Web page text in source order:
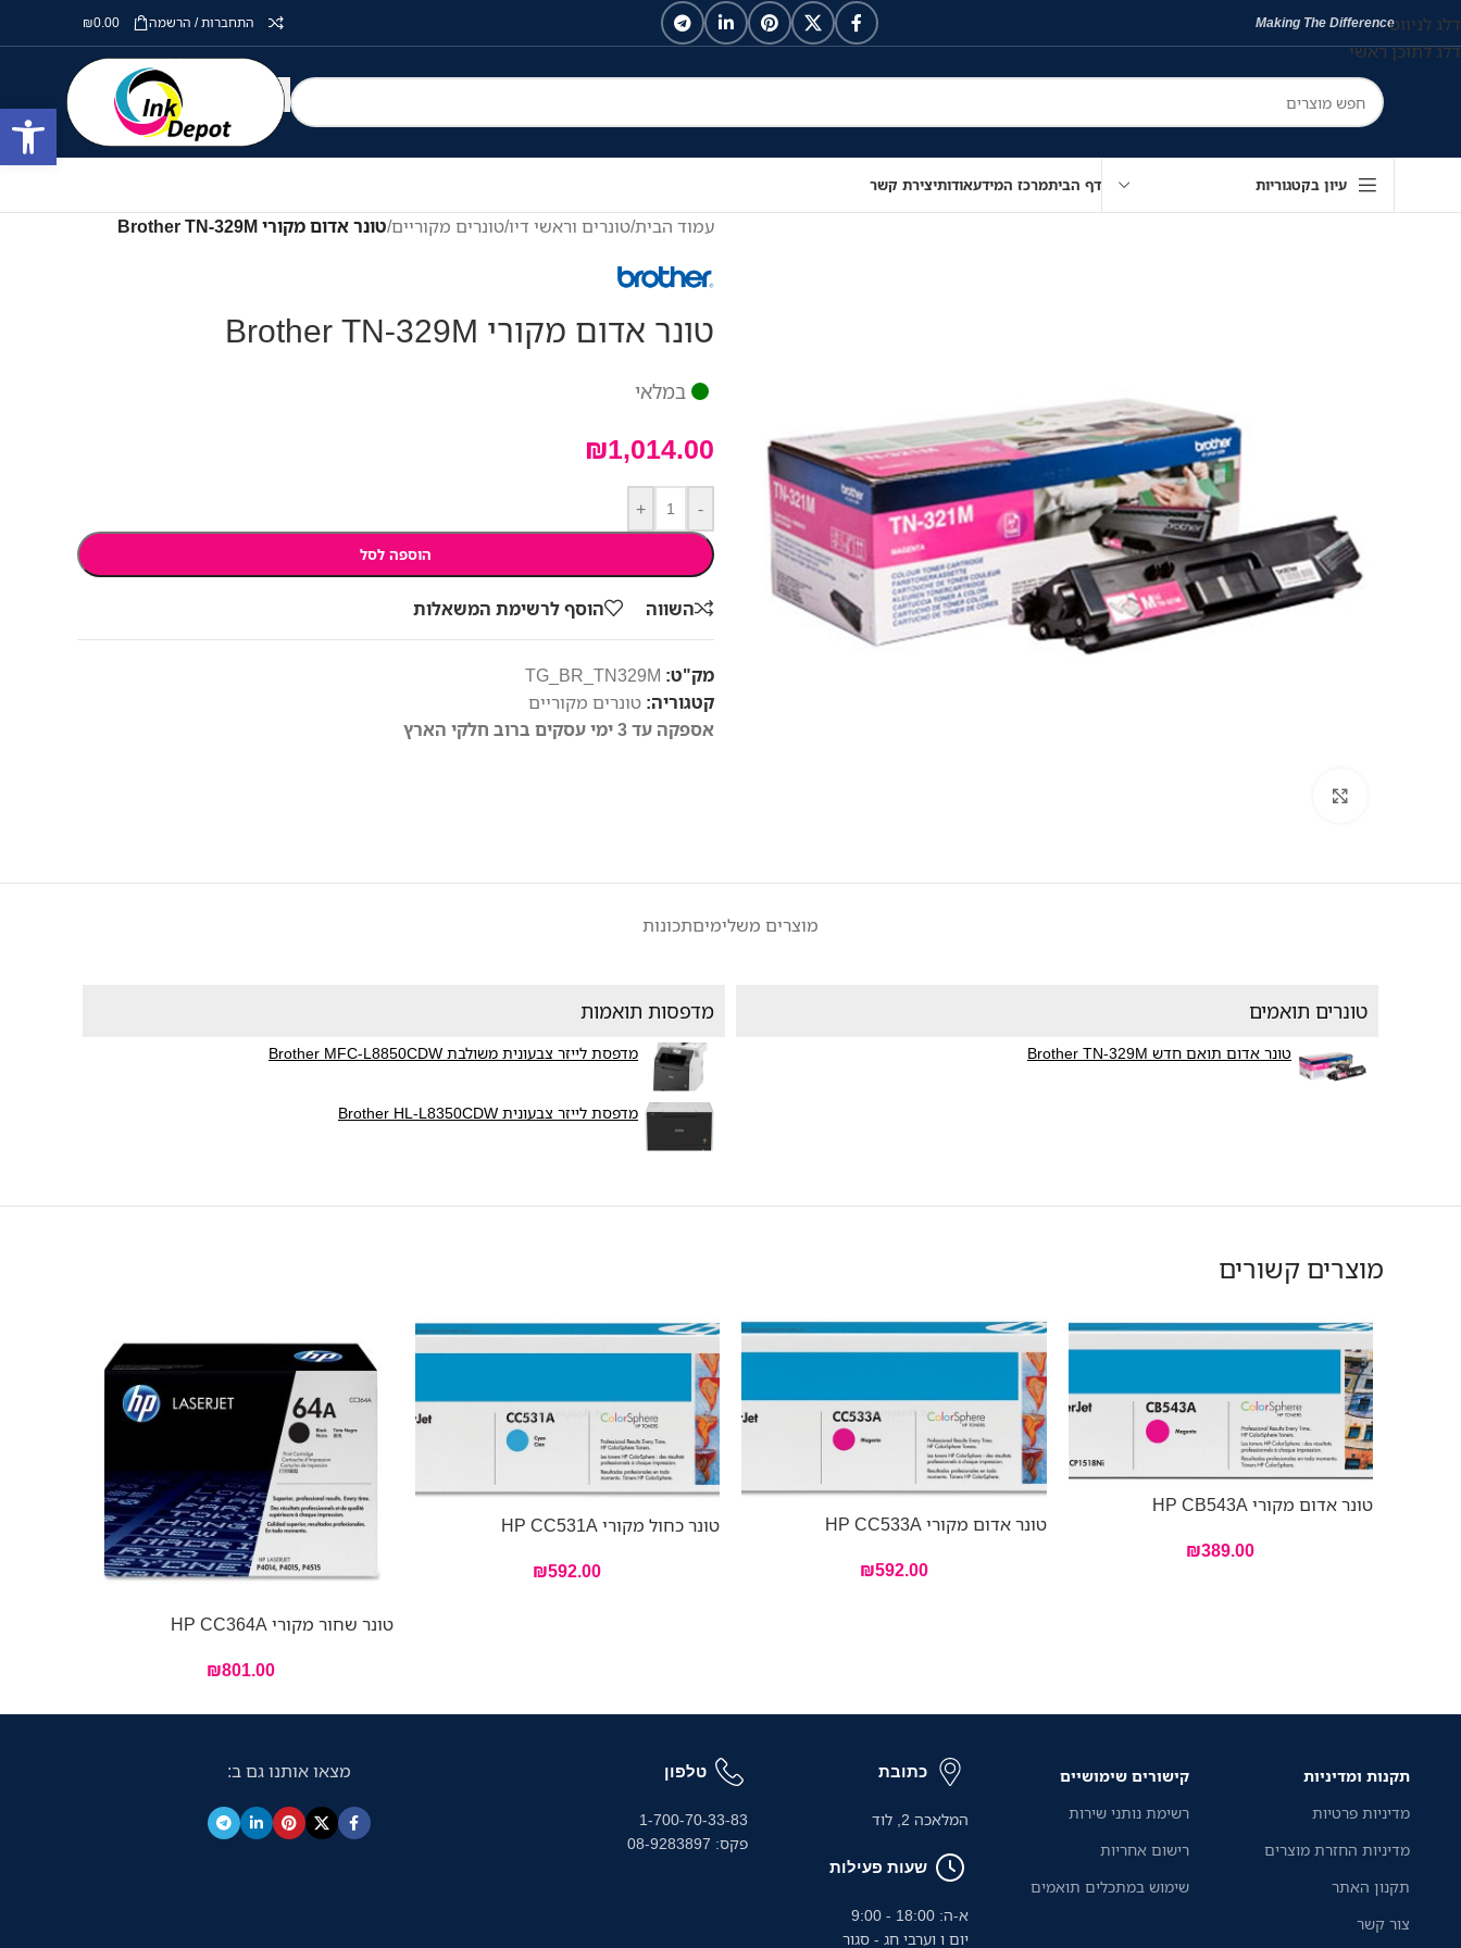
דלג לניווט
דלג לתוכן ראשי
Making The Difference התחברות / הרשמה ₪0.00
עיון בקטגוריות דף הביתמרכז המידעאודותיצירת קשר
עמוד הבית/טונרים וראשי דיו/טונרים מקוריים/טונר אדום מקורי Brother TN-329M
טונר אדום מקורי Brother TN-329M
במלאי
₪1,014.00
-
+
הוספה לסל
השווה הוסף לרשימת המשאלות
מק"ט: TG_BR_TN329M
קטגוריה: טונרים מקוריים
אספקה עד 3 ימי עסקים ברוב חלקי הארץ
מוצרים משלימיםתכונות
טונרים תואמים
טונר אדום תואם חדש Brother TN-329M
מדפסות תואמות
מדפסת לייזר צבעונית משולבת Brother MFC-L8850CDW
מדפסת לייזר צבעונית Brother HL-L8350CDW
מוצרים קשורים
טונר אדום מקורי HP CB543A
₪389.00
טונר אדום מקורי HP CC533A
₪592.00
טונר כחול מקורי HP CC531A
₪592.00
טונר שחור מקורי HP CC364A
₪801.00
תקנות ומדיניות
מדיניות פרטיות
מדיניות החזרת מוצרים
תקנון האתר
צור קשר
קישורים שימושיים
רשימת נותני שירות
רישום אחריות
שימוש במתכלים תואמים
כתובת
המלאכה 2, לוד
שעות פעילות
א-ה: 18:00 - 9:00
יום ו וערבי חג - סגור
טלפון
1-700-70-33-83
פקס: 08-9283897
מצאו אותנו גם ב:
פתח